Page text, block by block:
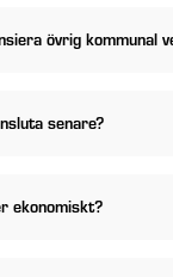
övrig kommunal
senare?
ekonomiskt?